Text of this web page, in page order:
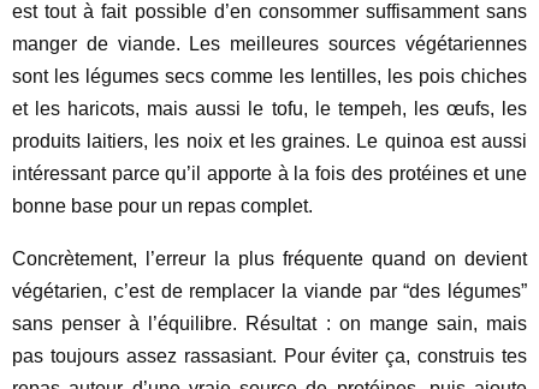
est tout à fait possible d’en consommer suffisamment sans
manger de viande. Les meilleures sources végétariennes
sont les légumes secs comme les lentilles, les pois chiches
et les haricots, mais aussi le tofu, le tempeh, les œufs, les
produits laitiers, les noix et les graines. Le quinoa est aussi
intéressant parce qu’il apporte à la fois des protéines et une
bonne base pour un repas complet.
Concrètement, l’erreur la plus fréquente quand on devient
végétarien, c’est de remplacer la viande par “des légumes”
sans penser à l’équilibre. Résultat : on mange sain, mais
pas toujours assez rassasiant. Pour éviter ça, construis tes